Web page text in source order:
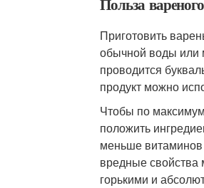
Польза
Приготовить
обычной воды или
проводится
продукт можно
Чтобы по
положить
меньше витаминов
вредные свойства
горькими и